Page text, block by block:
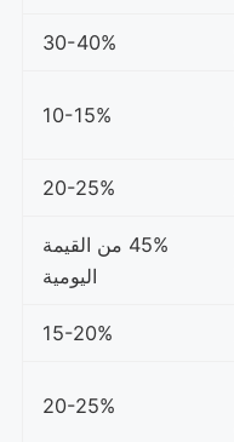
30-40%
10-15%
20-25%
45% من القيمة
اليومية
15-20%
20-25%